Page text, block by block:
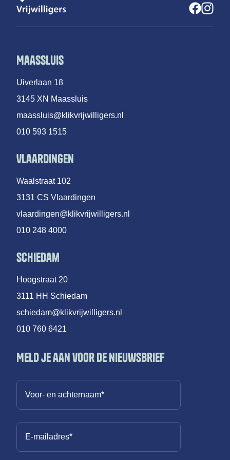
Maassluis
Uiverlaan 18
3145 XN Maassluis
maassluis@klikvrijwilligers.nl
010 593 1515
Vlaardingen
Waalstraat 102
3131 CS Vlaardingen
vlaardingen@klikvrijwilligers.nl
010 248 4000
Schiedam
Hoogstraat 20
3111 HH Schiedam
schiedam@klikvrijwilligers.nl
010 760 6421
Meld je aan voor de nieuwsbrief